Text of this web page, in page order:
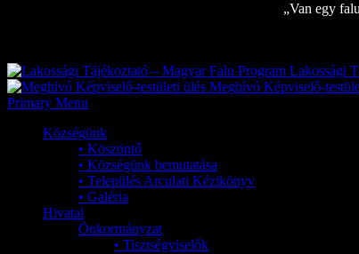
„Van egy
Lakossági
Meghívó Képviselő-
Primary Menu
Községünk
• Köszöntő
• Községünk bemutatása
• Település Arculati Kézikönyv
• Galéria
Hivatal
Önkormányzat
• Tisztségviselők